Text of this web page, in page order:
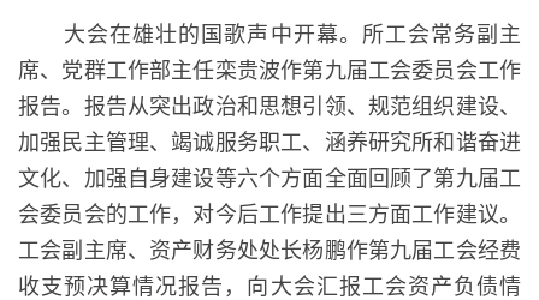
大会在雄壮的国歌声中开幕。所工会常务副主
席、党群工作部主任栾贵波作第九届工会委员会工作
报告。报告从突出政治和思想引领、规范组织建设、
加强民主管理、竭诚服务职工、涵养研究所和谐奋进
文化、加强自身建设等六个方面全面回顾了第九届工
会委员会的工作，对今后工作提出三方面工作建议。
工会副主席、资产财务处处长杨鹏作第九届工会经费
收支预决算情况报告，向大会汇报工会资产负债情